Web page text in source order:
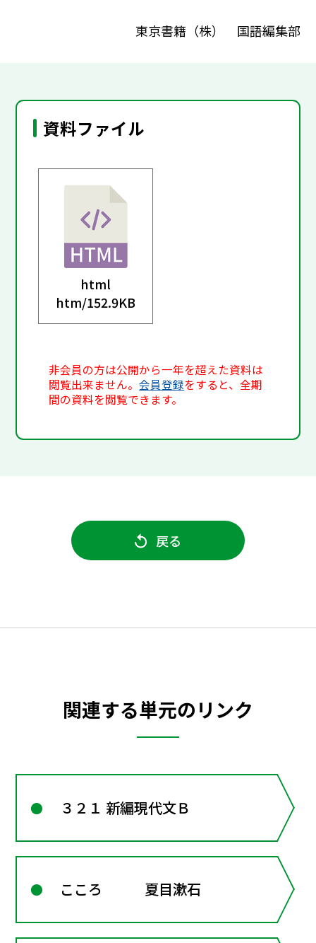
東京書籍（株） 国語編集部
資料ファイル
html
htm/152.9KB
非会員の方は公開から一年を超えた資料は
閲覧出来ません。会員登録をすると、全期
間の資料を閲覧できます。
戻る
関連する単元のリンク
３２１ 新編現代文Ｂ
こころ 夏目漱石